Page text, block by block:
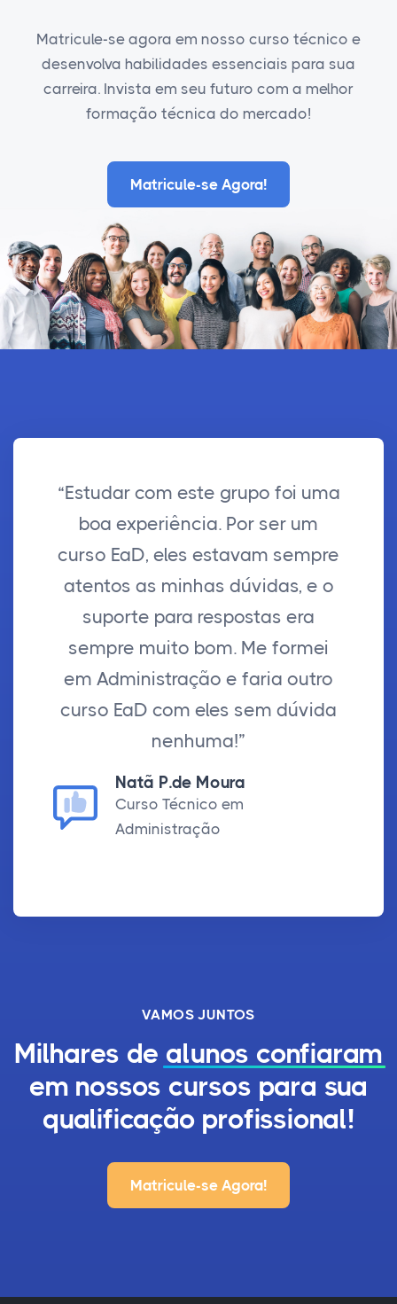
Matricule-se agora em nosso curso técnico e
desenvolva habilidades essenciais para sua
carreira. Invista em seu futuro com a melhor
formação técnica do mercado!
Matricule-se Agora!
“Estudar com este grupo foi uma
boa experiência. Por ser um
curso EaD, eles estavam sempre
atentos as minhas dúvidas, e o
suporte para respostas era
sempre muito bom. Me formei
em Administração e faria outro
curso EaD com eles sem dúvida
nenhuma!”
Natã P.de Moura
Curso Técnico em
Administração
VAMOS JUNTOS
Milhares de alunos confiaram
em nossos cursos para sua
qualificação profissional!
Matricule-se Agora!